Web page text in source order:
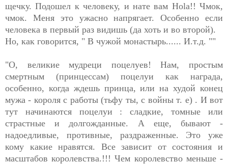
щечку. Подошел к человеку, и нате вам Hola!! Чмок,
чмок. Меня это ужасно напрягает. Особенно если
человека в первый раз видишь (да хоть и во второй).
Но, как говорится, " В чужой монастырь...... И.т.д. ""
"О, великие мудреци поцелуев! Нам, простым
смертным (принцессам) поцелуи как награда,
особенно, когда ждешь принца, или на худой конец
мужа - короля с работы (тьфу ты, с войны т. е) . И вот
тут начинаются поцелуи : сладкие, томные или
страстные и долгожданные. А еще, бывают -
надоедливые, противные, раздраженные. Это уже
кому какие нравятся. Все зависит от состояния и
масштабов королевства.!!! Чем королевство меньше -